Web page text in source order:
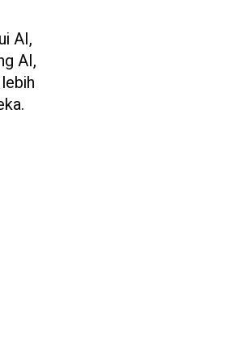
AI,
AI,